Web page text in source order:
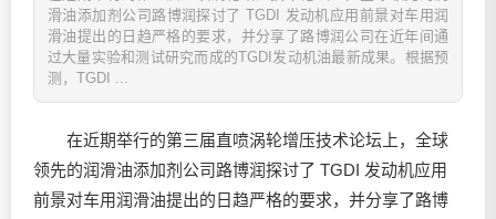
滑油添加剂公司路博润探讨了 TGDI 发动机应用前景对车用润
滑油提出的日趋严格的要求，并分享了路博润公司在近年间通
过大量实验和测试研究而成的TGDI发动机油最新成果。根据预
测，TGDI ...
在近期举行的第三届直喷涡轮增压技术论坛上，全球
领先的润滑油添加剂公司路博润探讨了 TGDI 发动机应用
前景对车用润滑油提出的日趋严格的要求，并分享了路博